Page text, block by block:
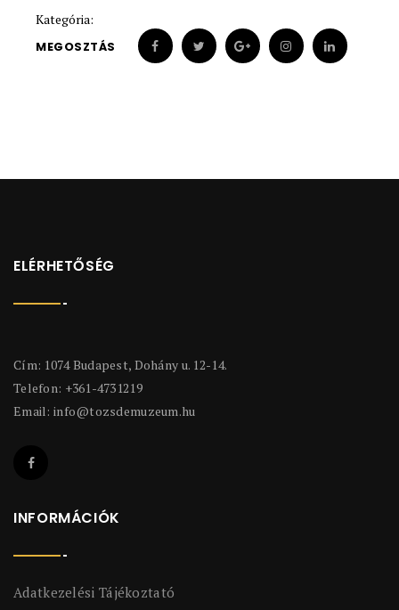
Kategória:
MEGOSZTÁS
ELÉRHETŐSÉG
Cím: 1074 Budapest, Dohány u. 12-14.
Telefon: +361-4731219
Email: info@tozsdemuzeum.hu
INFORMÁCIÓK
Adatkezelési Tájékoztató